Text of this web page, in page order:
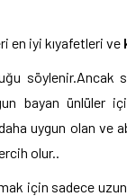
en iyi kıyafetleri ve
söylenir.Ancak
bayan ünlüler
daha uygun olan
olur..
için sadece